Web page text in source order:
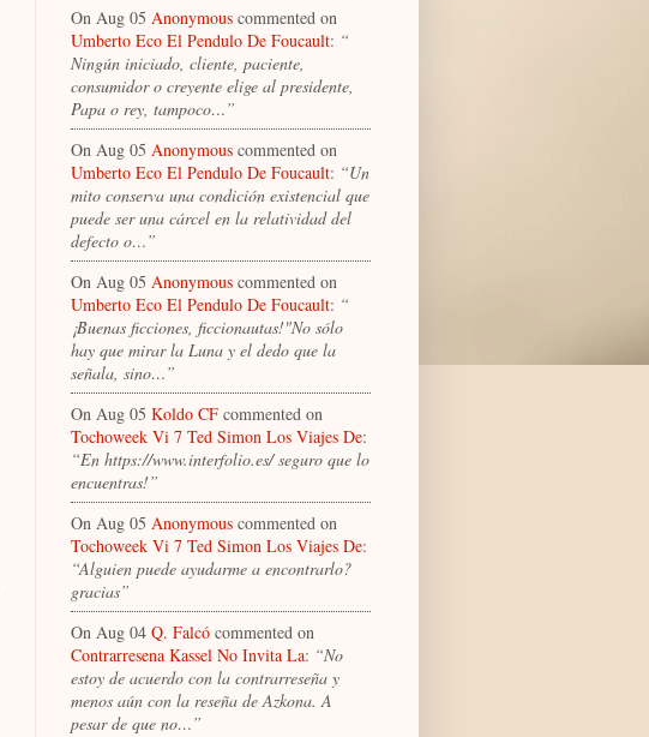
On Aug 05 Anonymous commented on
Umberto Eco El Pendulo De Foucault: “
Ningún iniciado, cliente, paciente,
consumidor o creyente elige al presidente,
Papa o rey, tampoco…”
On Aug 05 Anonymous commented on
Umberto Eco El Pendulo De Foucault: “Un
mito conserva una condición existencial que
puede ser una cárcel en la relatividad del
defecto o…”
On Aug 05 Anonymous commented on
Umberto Eco El Pendulo De Foucault: “
¡Buenas ficciones, ficcionautas!"No sólo
hay que mirar la Luna y el dedo que la
señala, sino…”
On Aug 05 Koldo CF commented on
Tochoweek Vi 7 Ted Simon Los Viajes De:
“En https://www.interfolio.es/ seguro que lo
encuentras!”
On Aug 05 Anonymous commented on
Tochoweek Vi 7 Ted Simon Los Viajes De:
“Alguien puede ayudarme a encontrarlo?
gracias”
On Aug 04 Q. Falcó commented on
Contrarresena Kassel No Invita La: “No
estoy de acuerdo con la contrarreseña y
menos aún con la reseña de Azkona. A
pesar de que no…”